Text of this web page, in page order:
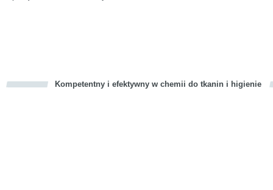
Kompetentny i efektywny w chemii do tkanin i higienie